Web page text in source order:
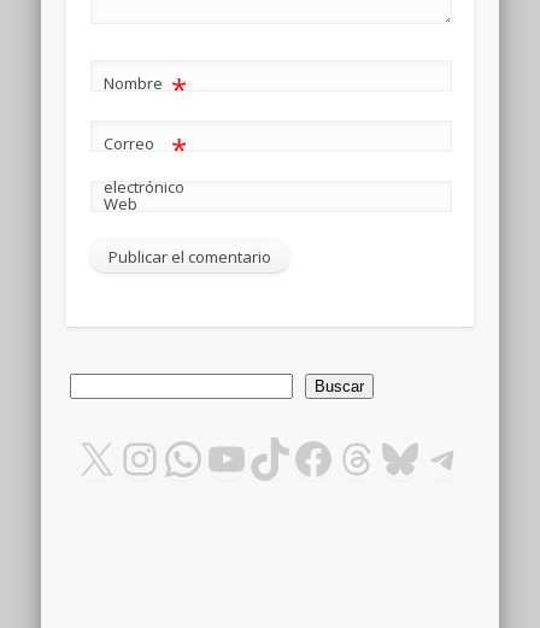
Nombre *
Correo
electrónico
*
Web
Buscar
X Instagram
WhatsApp
YouTube
TikTok
Facebook
Threads
Bluesky